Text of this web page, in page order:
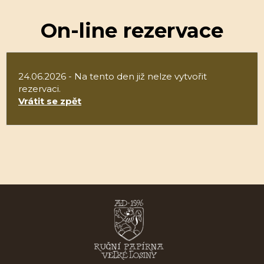
On-line rezervace
24.06.2026 - Na tento den již nelze vytvořit
rezervaci.
Vrátit se zpět